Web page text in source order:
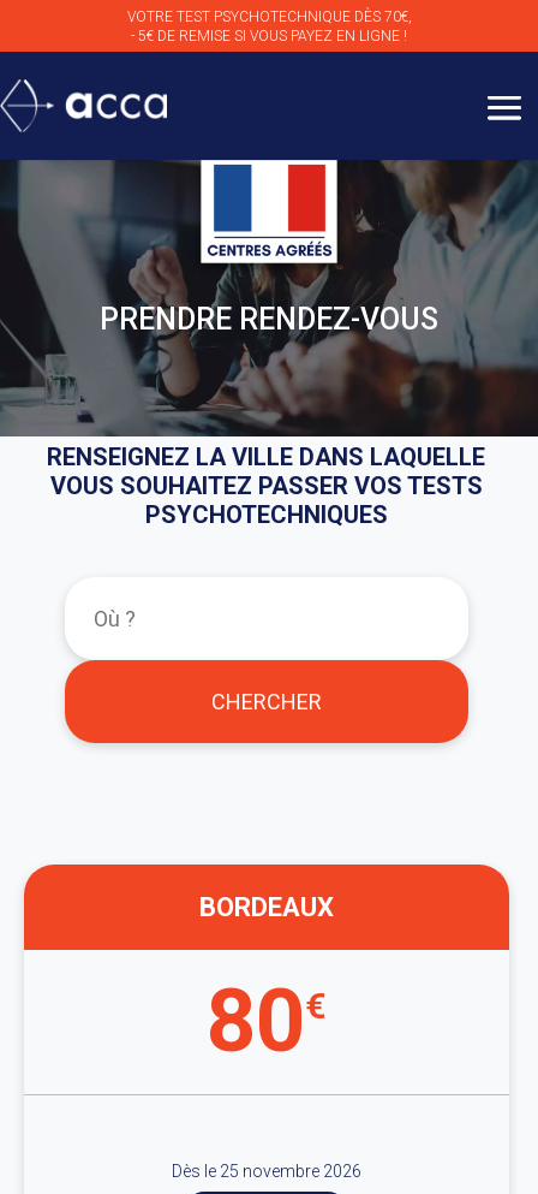
VOTRE TEST PSYCHOTECHNIQUE DÈS 70€,
- 5€ DE REMISE SI VOUS PAYEZ EN LIGNE !
PRENDRE RENDEZ-VOUS
RENSEIGNEZ LA VILLE DANS LAQUELLE
VOUS SOUHAITEZ PASSER VOS TESTS
PSYCHOTECHNIQUES
CHERCHER
BORDEAUX
80€
Dès le 25 novembre 2026